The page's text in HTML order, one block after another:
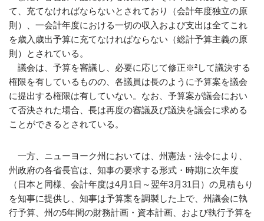
て、充てなければならないとされており（会計年度独立の原
則）、一会計年度における一切の収入および支出は全てこれ
を歳入歳出予算に充てなければならない（総計予算主義の原
則）とされている。
議会は、予算を審議し、必要に応じて修正※²して議決する
権限を有しているものの、各議員は長のように予算案を議会
に提出する権限は有していない。なお、予算案が議会におい
て否決された場合、長は再度の審議及び議決を議会に求める
ことができるとされている。
一方、ニューヨーク州においては、州憲法・法令により、
州政府の各省長官は、知事の要求する形式・時期に次年度
（日本と同様、会計年度は4月1日～翌年3月31日）の見積もり
を知事に提供し、知事は予算案を調製した上で、州議会に執
行予算、州の5年間の財務計画・資本計画、および執行予算を